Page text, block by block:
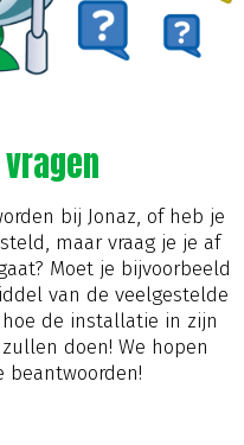
bij Jonaz, of heb je
maar vraag je je af
Moet je bijvoorbeeld
van de veelgestelde
de installatie in zijn
doen! We hopen
beantwoorden!